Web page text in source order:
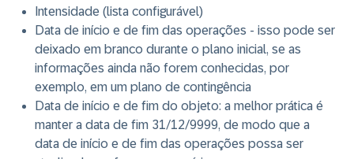
Intensidade (lista configurável)
Data de início e de fim das operações - isso pode ser
deixado em branco durante o plano inicial, se as
informações ainda não forem conhecidas, por
exemplo, em um plano de contingência
Data de início e de fim do objeto: a melhor prática é
manter a data de fim 31/12/9999, de modo que a
data de início e de fim das operações possa ser